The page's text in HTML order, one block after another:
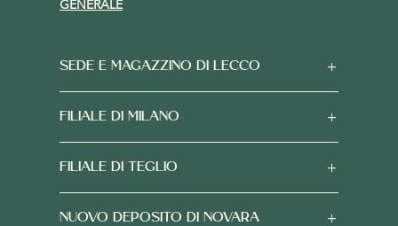
GENERALE
SEDE E MAGAZZINO DI LECCO
FILIALE DI MILANO
FILIALE DI TEGLIO
NUOVO DEPOSITO DI NOVARA